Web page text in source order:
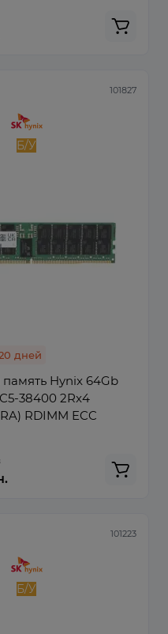
101827
Б/У
дней
Hynix 64Gb
38400 2Rx4
RDIMM ECC
101223
Б/У